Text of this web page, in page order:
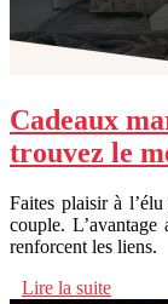
Cadeaux
trouvez le
Faites plaisir à
couple.
renforcent les liens.
Lire la suite